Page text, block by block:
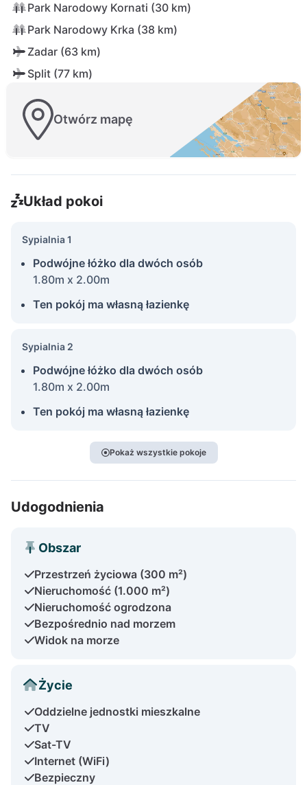
Park Narodowy Kornati (30 km)
Park Narodowy Krka (38 km)
Zadar (63 km)
Split (77 km)
Otwórz mapę
Układ pokoi
Sypialnia 1
Podwójne łóżko dla dwóch osób
1.80m x 2.00m
Ten pokój ma własną łazienkę
Sypialnia 2
Podwójne łóżko dla dwóch osób
1.80m x 2.00m
Ten pokój ma własną łazienkę
Pokaż wszystkie pokoje
Udogodnienia
Obszar
Przestrzeń życiowa (300 m²)
Nieruchomość (1.000 m²)
Nieruchomość ogrodzona
Bezpośrednio nad morzem
Widok na morze
Życie
Oddzielne jednostki mieszkalne
TV
Sat-TV
Internet (WiFi)
Bezpieczny